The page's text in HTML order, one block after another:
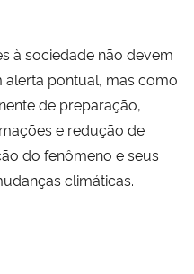
à sociedade não devem
pontual, mas como
de preparação,
e redução de
do fenômeno e seus
climáticas.